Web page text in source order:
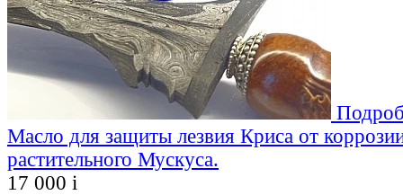
Масло для защиты лезвия Криса от
растительного Мускуса.
17 000 i